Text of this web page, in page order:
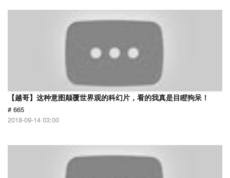
【越哥】这种意图颠覆世界观的科幻片，看的我真是目瞪狗呆！
# 665
2018-09-14 03:00